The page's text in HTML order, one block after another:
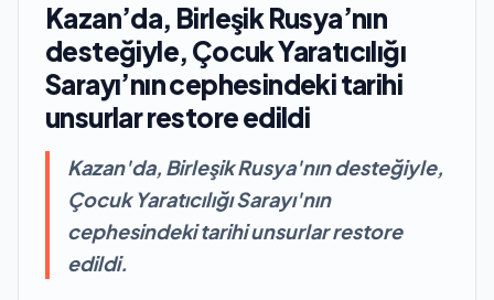
Kazan’da, Birleşik Rusya’nın
desteğiyle, Çocuk Yaratıcılığı
Sarayı’nın cephesindeki tarihi
unsurlar restore edildi
Kazan'da, Birleşik Rusya'nın desteğiyle,
Çocuk Yaratıcılığı Sarayı'nın
cephesindeki tarihi unsurlar restore
edildi.